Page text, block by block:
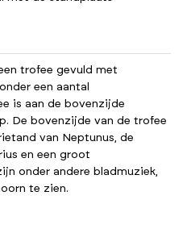
trofee gevuld met
een aantal
is aan de bovenzijde
De bovenzijde van de trofee
van Neptunus, de
en een groot
onder andere bladmuziek,
te zien.